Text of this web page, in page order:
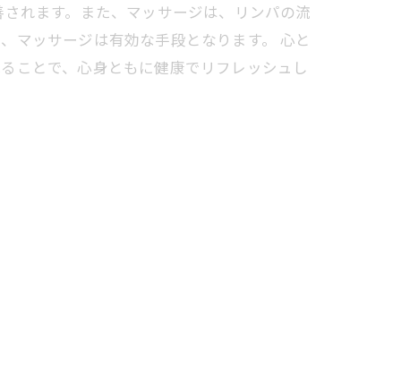
れます。また、マッサージは、リンパの流
マッサージは有効な手段となります。 心と
ことで、心身ともに健康でリフレッシュし